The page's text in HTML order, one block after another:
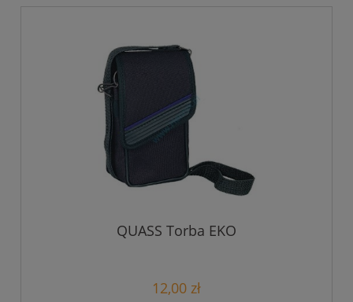
QUASS Torba EKO
12,00 zł